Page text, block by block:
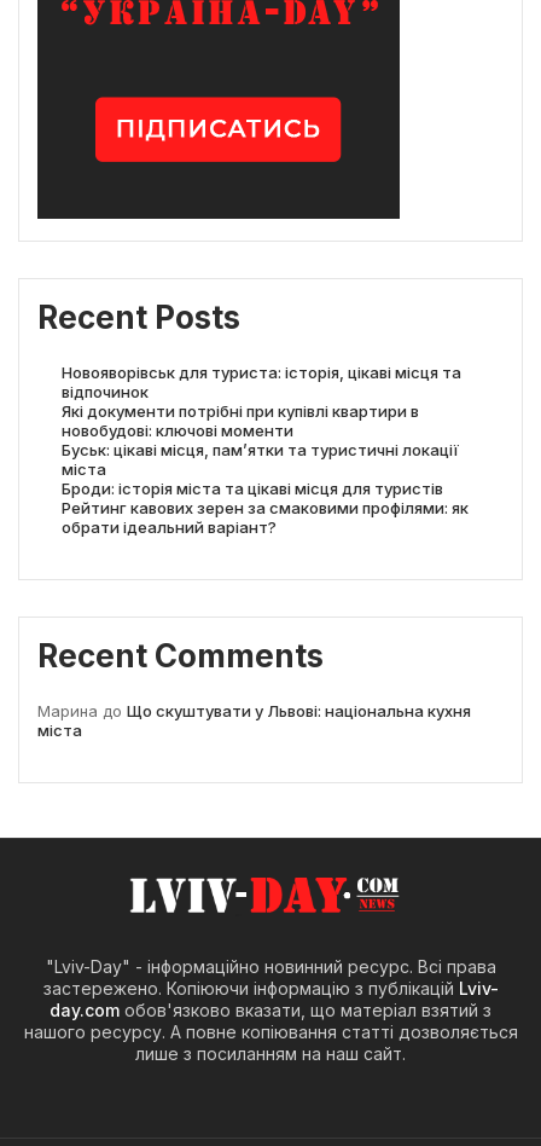
Recent Posts
Новояворівськ для туриста: історія, цікаві місця та
відпочинок
Які документи потрібні при купівлі квартири в
новобудові: ключові моменти
Буськ: цікаві місця, пам’ятки та туристичні локації
міста
Броди: історія міста та цікаві місця для туристів
Рейтинг кавових зерен за смаковими профілями: як
обрати ідеальний варіант?
Recent Comments
Марина до Що скуштувати у Львові: національна кухня
міста
"Lviv-Day" - інформаційно новинний ресурс. Всі права
застережено. Копіюючи інформацію з публікацій Lviv-
day.com обов'язково вказати, що матеріал взятий з
нашого ресурсу. А повне копіювання статті дозволяється
лише з посиланням на наш сайт.